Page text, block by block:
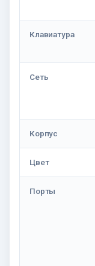
Клавиатура
Сеть
Корпус
Цвет
Порты